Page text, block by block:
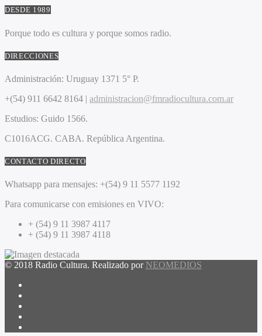
DESDE 1989
Porque todo es cultura y porque somos radio.
DIRECCIONES
Administración: Uruguay 1371 5° P.
+(54) 911 6642 8164 | administracion@fmradiocultura.com.ar
Estudios: Guido 1566.
C1016ACG. CABA. República Argentina.
CONTACTO DIRECTO
Whatsapp para mensajes: +(54) 9 11 5577 1192
Para comunicarse con emisiones en VIVO:
+ (54) 9 11 3987 4117
+ (54) 9 11 3987 4118
© 2018 Radio Cultura. Realizado por NEOMEDIOS